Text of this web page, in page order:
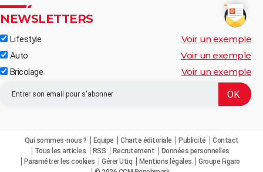
NEWSLETTERS
Lifestyle Voir un exemple
Auto Voir un exemple
Bricolage Voir un exemple
Qui sommes-nous ? Equipe Charte éditoriale Publicité
Contact
Tous les articles
RSS Recrutement
Données personnelles
Paramétrer les cookies
Gérer Utiq Mentions légales
Groupe Figaro